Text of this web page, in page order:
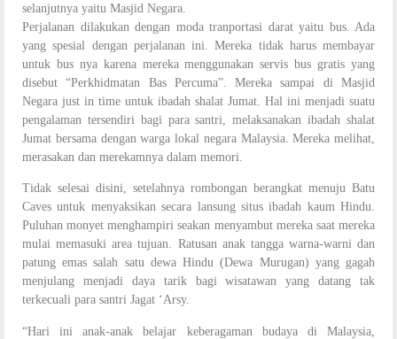
selanjutnya yaitu Masjid Negara.
Perjalanan dilakukan dengan moda tranportasi darat yaitu bus. Ada
yang spesial dengan perjalanan ini. Mereka tidak harus membayar
untuk bus nya karena mereka menggunakan servis bus gratis yang
disebut “Perkhidmatan Bas Percuma”. Mereka sampai di Masjid
Negara just in time untuk ibadah shalat Jumat. Hal ini menjadi suatu
pengalaman tersendiri bagi para santri, melaksanakan ibadah shalat
Jumat bersama dengan warga lokal negara Malaysia. Mereka melihat,
merasakan dan merekamnya dalam memori.
Tidak selesai disini, setelahnya rombongan berangkat menuju Batu
Caves untuk menyaksikan secara lansung situs ibadah kaum Hindu.
Puluhan monyet menghampiri seakan menyambut mereka saat mereka
mulai memasuki area tujuan. Ratusan anak tangga warna-warni dan
patung emas salah satu dewa Hindu (Dewa Murugan) yang gagah
menjulang menjadi daya tarik bagi wisatawan yang datang tak
terkecuali para santri Jagat ‘Arsy.
“Hari ini anak-anak belajar keberagaman budaya di Malaysia,